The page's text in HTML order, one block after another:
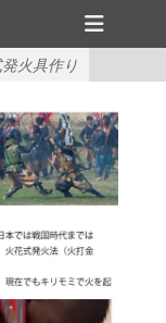
ヘ
ッ
ダ
ー
切
り
替
火具作り